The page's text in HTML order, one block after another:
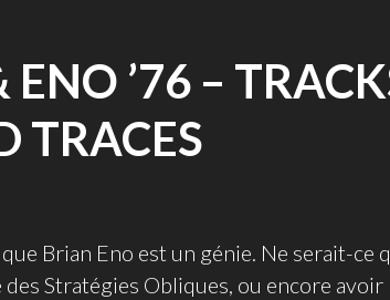
’76 –
TRACES
Brian Eno est un génie. Ne serait-ce
Stratégies Obliques, ou encore avoir